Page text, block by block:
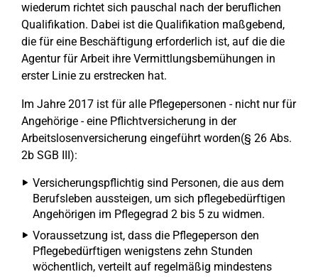
wiederum richtet sich pauschal nach der beruflichen
Qualifikation. Dabei ist die Qualifikation maßgebend,
die für eine Beschäftigung erforderlich ist, auf die die
Agentur für Arbeit ihre Vermittlungsbemühungen in
erster Linie zu erstrecken hat.
Im Jahre 2017 ist für alle Pflegepersonen - nicht nur für
Angehörige - eine Pflichtversicherung in der
Arbeitslosenversicherung eingeführt worden(§ 26 Abs.
2b SGB III):
Versicherungspflichtig sind Personen, die aus dem
Berufsleben aussteigen, um sich pflegebedürftigen
Angehörigen im Pflegegrad 2 bis 5 zu widmen.
Voraussetzung ist, dass die Pflegeperson den
Pflegebedürftigen wenigstens zehn Stunden
wöchentlich, verteilt auf regelmäßig mindestens